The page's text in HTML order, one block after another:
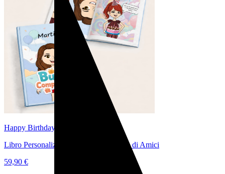
Happy Birthday, Superstar!
Libro Personalizzato per il Compleanno di Amici
59,90 €